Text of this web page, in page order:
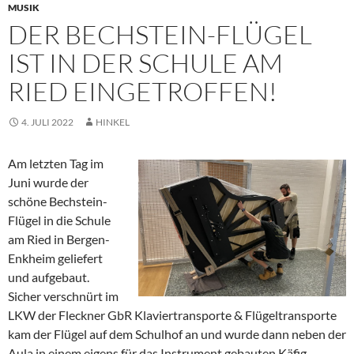
MUSIK
DER BECHSTEIN-FLÜGEL
IST IN DER SCHULE AM
RIED EINGETROFFEN!
4. JULI 2022 HINKEL
Am letzten Tag im
Juni wurde der
schöne Bechstein-
Flügel in die Schule
am Ried in Bergen-
Enkheim geliefert
und aufgebaut.
Sicher verschnürt im
LKW der Fleckner GbR Klaviertransporte & Flügeltransporte
kam der Flügel auf dem Schulhof an und wurde dann neben der